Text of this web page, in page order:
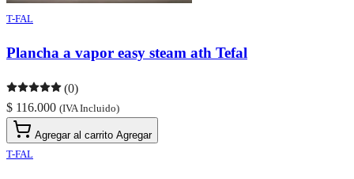
T-FAL
Plancha a vapor easy steam ath Tefal
(0)
$ 116.000 (IVA Incluido)
Agregar al carrito Agregar
T-FAL